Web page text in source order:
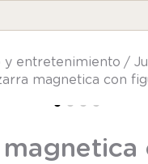
y entretenimiento
magnetica con
magnetica
BUSCADOS